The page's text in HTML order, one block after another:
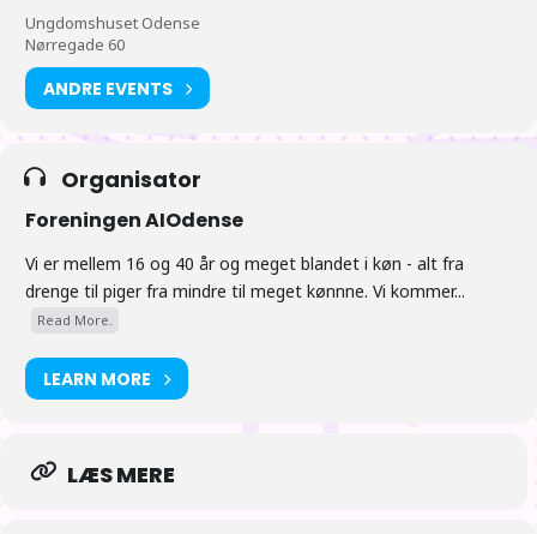
Ungdomshuset Odense
Nørregade 60
ANDRE EVENTS
Organisator
Foreningen AIOdense
Vi er mellem 16 og 40 år og meget blandet i køn - alt fra
drenge til piger fra mindre til meget kønnne. Vi kommer...
Read More.
LEARN MORE
LÆS MERE